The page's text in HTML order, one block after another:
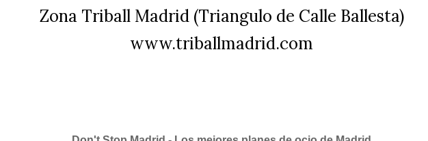
Zona Triball Madrid (Triangulo de Calle Ballesta)
www.triballmadrid.com